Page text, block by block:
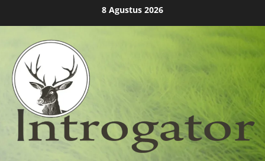
8 Agustus 2026